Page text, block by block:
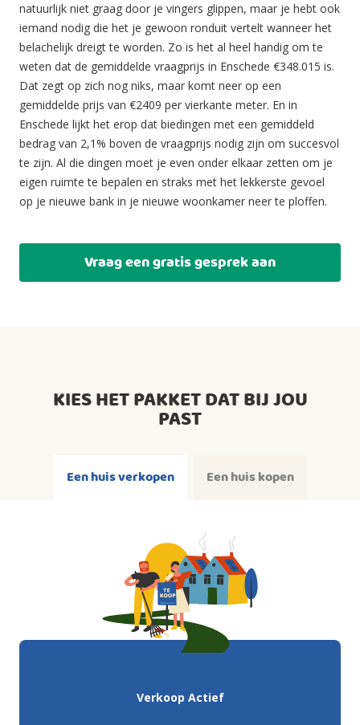
natuurlijk niet graag door je vingers glippen, maar je hebt ook
iemand nodig die het je gewoon ronduit vertelt wanneer het
belachelijk dreigt te worden. Zo is het al heel handig om te
weten dat de gemiddelde vraagprijs in Enschede €348.015 is.
Dat zegt op zich nog niks, maar komt neer op een
gemiddelde prijs van €2409 per vierkante meter. En in
Enschede lijkt het erop dat biedingen met een gemiddeld
bedrag van 2,1% boven de vraagprijs nodig zijn om succesvol
te zijn. Al die dingen moet je even onder elkaar zetten om je
eigen ruimte te bepalen en straks met het lekkerste gevoel
op je nieuwe bank in je nieuwe woonkamer neer te ploffen.
Vraag een gratis gesprek aan
KIES HET PAKKET DAT BIJ JOU
PAST
Een huis verkopen Een huis kopen
Verkoop Actief